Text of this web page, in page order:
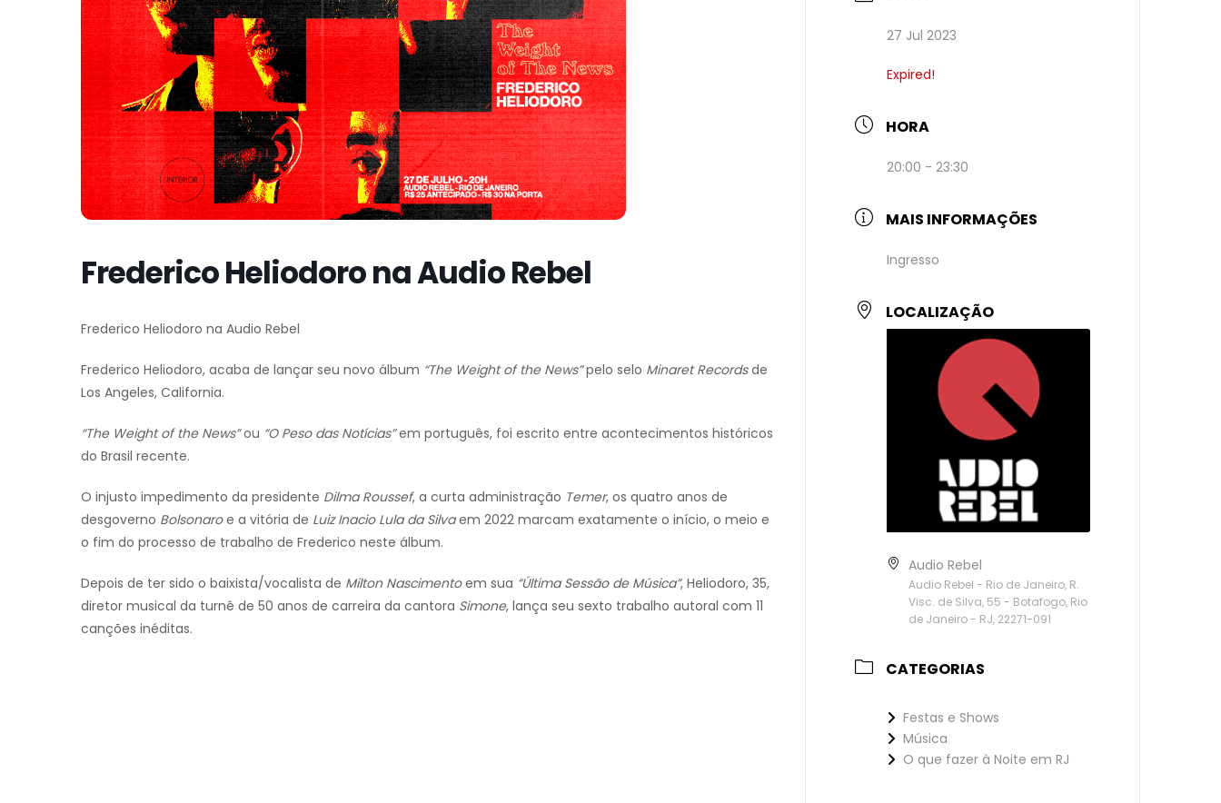
Frederico Heliodoro na Audio Rebel
Frederico Heliodoro na Audio Rebel
Frederico Heliodoro, acaba de lançar seu novo álbum “The Weight of the News”pelo selo Minaret Recordsde
Los Angeles, California.
“The Weight of the News”ou “O Peso das Notícias”em português, foi escrito entre acontecimentos históricos
do Brasil recente.
O injusto impedimento da presidente Dilma Roussef, a curta administração Temer, os quatro anos de
desgoverno Bolsonaroe a vitória de Luiz Inacio Lula da Silvaem 2022 marcam exatamente o início, o meio e
o fim do processo de trabalho de Frederico neste álbum.
Depois de ter sido o baixista/vocalista de Milton Nascimentoem sua “Última Sessão de Música”, Heliodoro, 35,
diretor musical da turnê de 50 anos de carreira da cantora Simone, lança seu sexto trabalho autoral com 11
canções inéditas.
27 Jul 2023
Expired!
HORA
20:00 - 23:30
MAIS INFORMAÇÕES
Ingresso
LOCALIZAÇÃO
Audio Rebel
Audio Rebel - Rio de Janeiro, R.
Visc. de Silva, 55 - Botafogo, Rio
de Janeiro - RJ, 22271-091
CATEGORIAS
Festas e Shows
Música
O que fazer à Noite em RJ